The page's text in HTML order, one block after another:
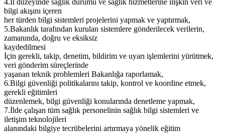
4.İl düzeyinde sağlık durumu ve sağlık hizmetlerine ilişkin veri ve
bilgi akışını içeren
her türden bilgi sistemleri projelerini yapmak ve yaptırmak,
5.Bakanlık tarafından kurulan sistemlere gönderilecek verilerin,
zamanında, doğru ve eksiksiz
kaydedilmesi
İçin gerekli, takip, denetim, bildirim ve uyarı işlemlerini yürütmek,
veri gönderim süreçlerinde
yaşanan teknik problemleri Bakanlığa raporlamak,
6.Bilgi güvenliği politikalarını takip, kontrol ve koordine etmek,
gerekli eğitimleri
düzenlemek, bilgi güvenliği konularında denetleme yapmak,
7.İlde çalışan tüm sağlık personelinin sağlık bilgi sistemleri ve
iletişim teknolojileri
alanındaki bilgiye tecrübelerini artırmaya yönelik eğitim